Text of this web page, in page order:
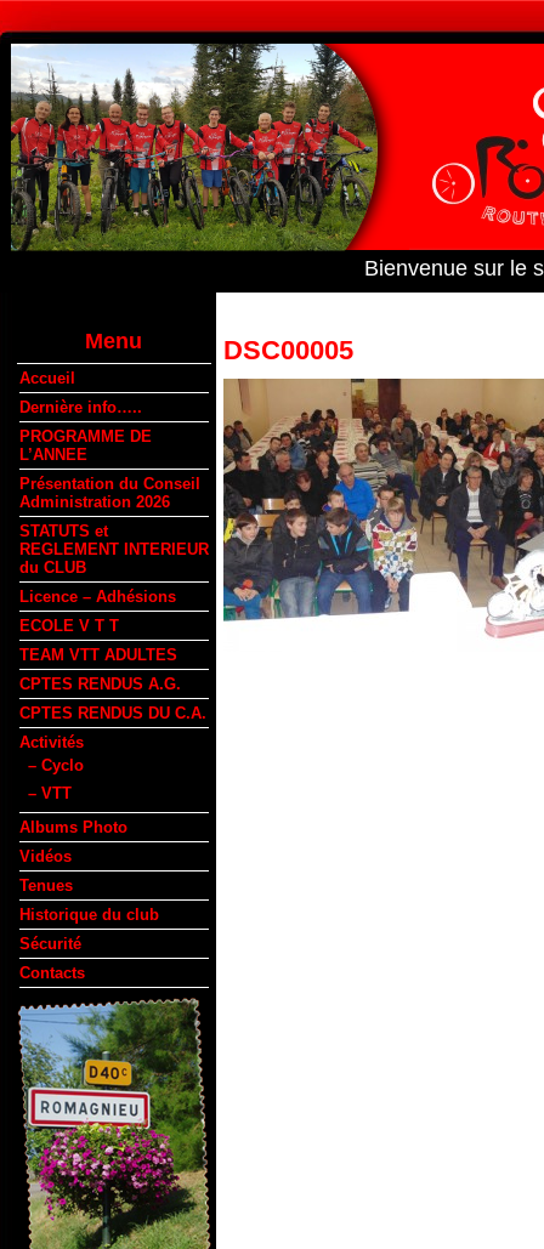
Bienvenue sur le
Menu
Accueil
Dernière info…..
PROGRAMME DE
L’ANNEE
Présentation du Conseil
Administration 2026
STATUTS et
REGLEMENT INTERIEUR
du CLUB
Licence – Adhésions
ECOLE V T T
TEAM VTT ADULTES
CPTES RENDUS A.G.
CPTES RENDUS DU C.A.
Activités
– Cyclo
– VTT
Albums Photo
Vidéos
Tenues
Historique du club
Sécurité
Contacts
DSC00005